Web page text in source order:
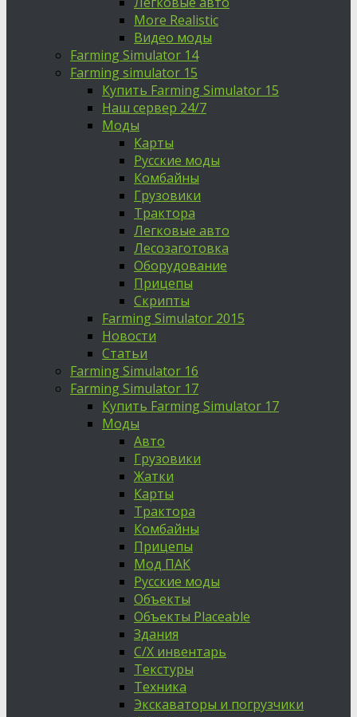
More Realistic
Видео моды
Farming Simulator 14
Farming simulator 15
Купить Farming Simulator 15
Наш сервер 24/7
Моды
Карты
Русские моды
Комбайны
Грузовики
Трактора
Легковые авто
Лесозаготовка
Оборудование
Прицепы
Скрипты
Farming Simulator 2015
Новости
Статьи
Farming Simulator 16
Farming Simulator 17
Купить Farming Simulator 17
Моды
Авто
Грузовики
Жатки
Карты
Трактора
Комбайны
Прицепы
Мод ПАК
Русские моды
Объекты
Объекты Placeable
Здания
С/Х инвентарь
Текстуры
Техника
Экскаваторы и погрузчики